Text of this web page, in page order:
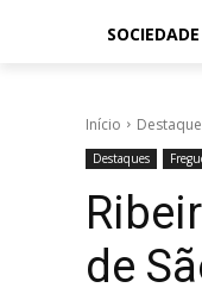
SOCIEDADE
Início
Destaques
de